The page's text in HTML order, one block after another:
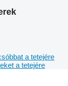
a tetejére
a tetejére